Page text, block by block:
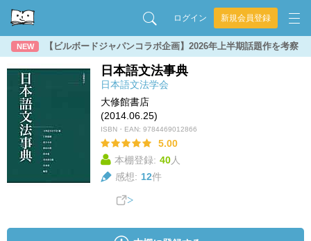
ログイン 新規会員登録
NEW 【ビルボードジャパンコラボ企画】2026年上半期話題作を考察
日本語文法事典
日本語文法学会
大修館書店
(2014.06.25)
ISBN・EAN: 9784469012866
5.00
本棚登録: 40人
感想: 12件